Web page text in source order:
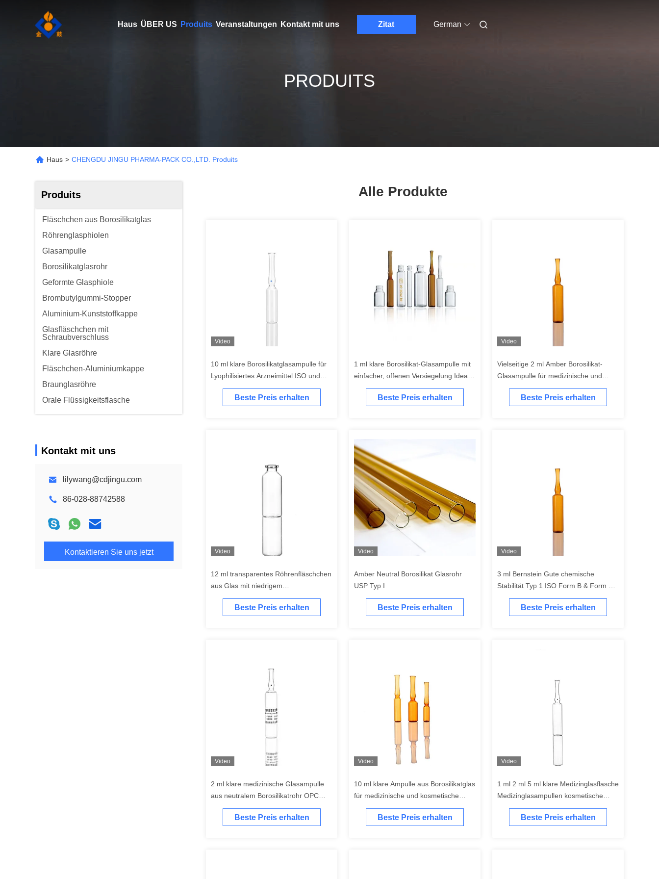
Haus ÜBER US Produits Veranstaltungen Kontakt mit uns Zitat German
PRODUITS
Haus > CHENGDU JINGU PHARMA-PACK CO.,LTD. Produits
Produits
Fläschchen aus Borosilikatglas
Röhrenglasphiolen
Glasampulle
Borosilikatglasrohr
Geformte Glasphiole
Brombutylgummi-Stopper
Aluminium-Kunststoffkappe
Glasfläschchen mit
Schraubverschluss
Klare Glasröhre
Fläschchen-Aluminiumkappe
Braunglasröhre
Orale Flüssigkeitsflasche
Kontakt mit uns
lilywang@cdjingu.com
86-028-88742588
Kontaktieren Sie uns jetzt
Alle Produkte
Video
10 ml klare Borosilikatglasampulle für
Lyophilisiertes Arzneimittel ISO und
DMF registriert
Beste Preis erhalten
1 ml klare Borosilikat-Glasampulle mit
einfacher, offenen Versiegelung Ideal
für medizinische und kosmetische
Beste Preis erhalten
Video
Vielseitige 2 ml Amber Borosilikat-
Glasampulle für medizinische und
kosmetische Zwecke
Beste Preis erhalten
Video
12 ml transparentes Röhrenfläschchen
aus Glas mit niedrigem
Borosilikatgehalt für pharmazeutische
Beste Preis erhalten
Video
Amber Neutral Borosilikat Glasrohr
USP Typ I
Beste Preis erhalten
Video
3 ml Bernstein Gute chemische
Stabilität Typ 1 ISO Form B & Form C
Glasampulle
Beste Preis erhalten
Video
2 ml klare medizinische Glasampulle
aus neutralem Borosilikatrohr OPC
CBR SCR
Beste Preis erhalten
Video
10 ml klare Ampulle aus Borosilikatglas
für medizinische und kosmetische
Zwecke
Beste Preis erhalten
Video
1 ml 2 ml 5 ml klare Medizinglasflasche
Medizinglasampullen kosmetische
Glasampullen
Beste Preis erhalten